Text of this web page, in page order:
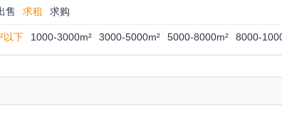
售 求租 求购
以下 1000-3000m² 3000-5000m² 5000-8000m² 8000-